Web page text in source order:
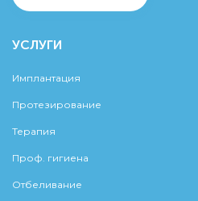
УСЛУГИ
Имплантация
Протезирование
Терапия
Проф. гигиена
Отбеливание